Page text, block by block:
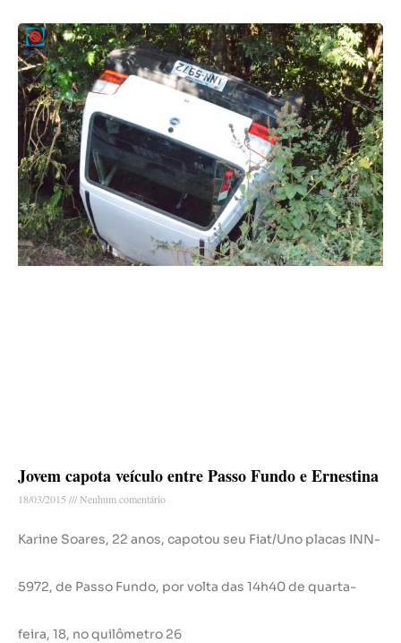
Jovem capota veículo entre Passo Fundo e Ernestina
18/03/2015 Nenhum comentário
Karine Soares, 22 anos, capotou seu Fiat/Uno placas INN-
5972, de Passo Fundo, por volta das 14h40 de quarta-
feira, 18, no quilômetro 26